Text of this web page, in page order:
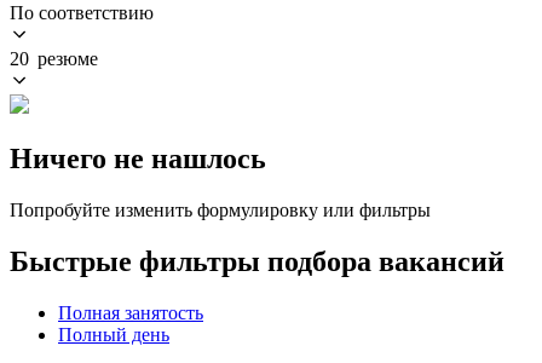
По соответствию
20 резюме
Ничего не нашлось
Попробуйте изменить формулировку или фильтры
Быстрые фильтры подбора вакансий
Полная занятость
Полный день